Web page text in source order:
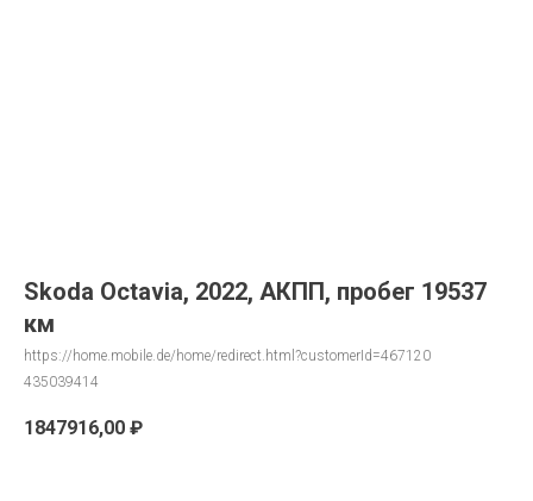
Skoda Octavia, 2022, АКПП, пробег 19537
км
https://home.mobile.de/home/redirect.html?customerId=467120
435039414
1847916,00 ₽